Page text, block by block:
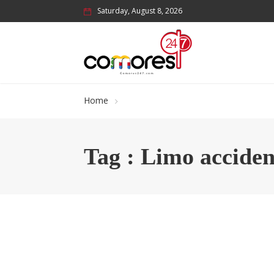
Saturday, August 8, 2026
Home
Tag : Limo